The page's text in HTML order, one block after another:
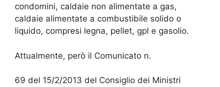
condomini, caldaie non alimentate a gas,
caldaie alimentate a combustibile solido o
liquido, compresi legna, pellet, gpl e gasolio.
Attualmente, però il Comunicato n.
69 del 15/2/2013 del Consiglio dei Ministri